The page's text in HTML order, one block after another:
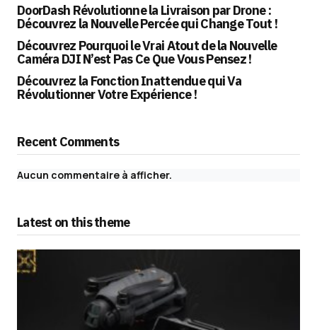
DoorDash Révolutionne la Livraison par Drone :
Découvrez la Nouvelle Percée qui Change Tout !
Découvrez Pourquoi le Vrai Atout de la Nouvelle
Caméra DJI N’est Pas Ce Que Vous Pensez !
Découvrez la Fonction Inattendue qui Va
Révolutionner Votre Expérience !
Recent Comments
Aucun commentaire à afficher.
Latest on this theme